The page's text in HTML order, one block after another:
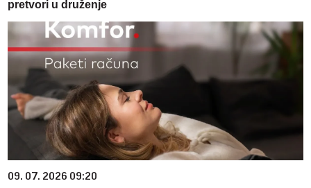
pretvori u druženje
09. 07. 2026 09:20